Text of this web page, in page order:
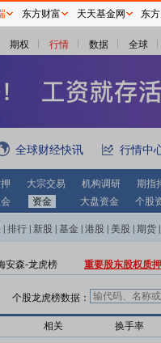
期权 行情 数据 全球
全球财经快讯 行情中
大宗交易 机构调研
期指
资金 大盘资金 个股
排行 新股 基金 港股 美股 期货
安森-龙虎榜 重要股东股权质
个股龙虎榜数据：
相关 换手率
东方财富 天天基金网 东